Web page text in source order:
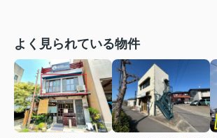
よく見られている物件